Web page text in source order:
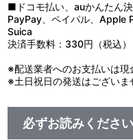
■ドコモ払い、auかんたん
PayPay、ペイパル、Apple
Suica
決済手数料：330円（税込）
※配送業者へのお支払いは現
※土日祝日の発送はございま
必ずお読みください